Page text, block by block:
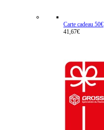
Carte cadeau 50€
41,67€